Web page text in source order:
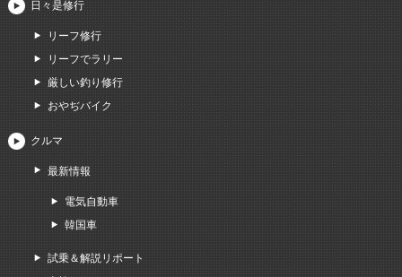
日々是修行
リーフ修行
リーフでラリー
厳しい釣り修行
おやぢバイク
クルマ
最新情報
電気自動車
韓国車
試乗＆解説リポート